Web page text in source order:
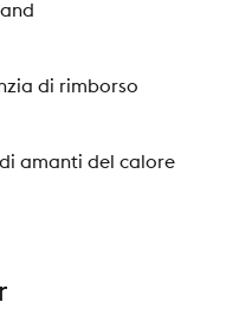
di rimborso
amanti del calore